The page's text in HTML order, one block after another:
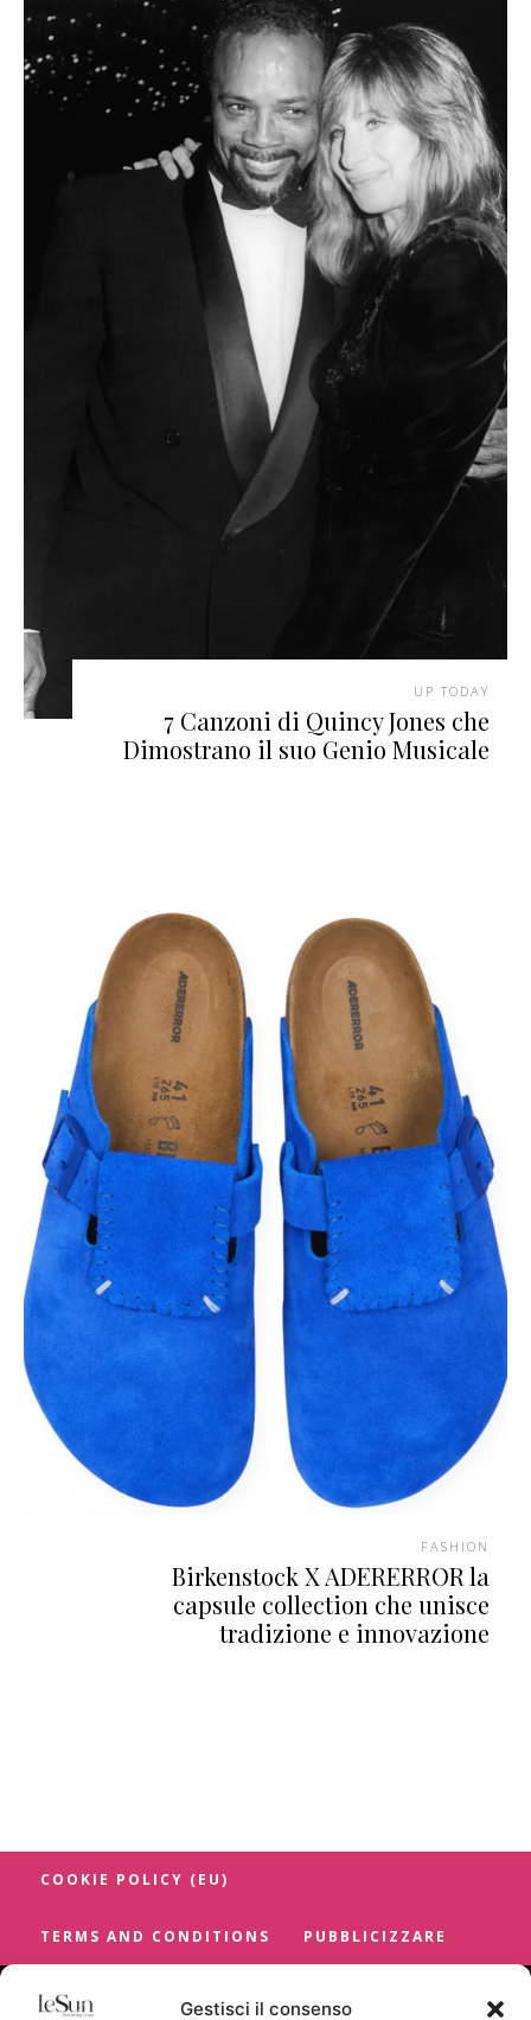
Gestisci il consenso
UP TODAY
7 Canzoni di Quincy Jones che
Dimostrano il suo Genio Musicale
FASHION
Birkenstock X ADERERROR la
capsule collection che unisce
tradizione e innovazione
COOKIE POLICY (EU)
TERMS AND CONDITIONS PUBBLICIZZARE